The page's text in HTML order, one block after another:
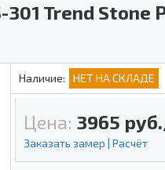
Trend Stone
Наличие: НЕТ НА СКЛАДЕ
Цена: 3965
Заказать замер | Расчёт